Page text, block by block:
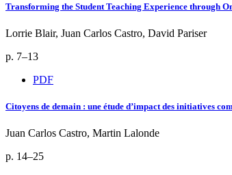
Transforming the Student Teaching Experience through
Lorrie Blair, Juan Carlos Castro, David Pariser
p. 7–13
PDF
Citoyens de demain : une étude d’impact des initiatives
Juan Carlos Castro, Martin Lalonde
p. 14–25